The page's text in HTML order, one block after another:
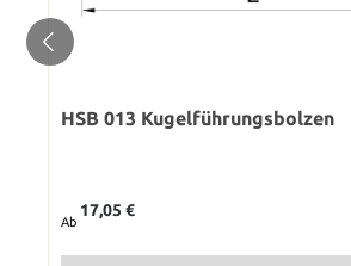
HSB 013 Kugelführungsbolzen
Ab
17,05 €